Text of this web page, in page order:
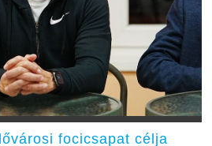
focicsapat célja